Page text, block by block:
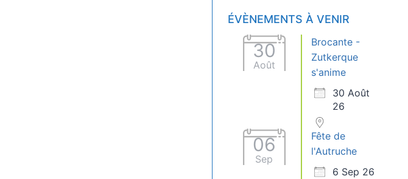
ÉVÈNEMENTS À VENIR
30
Août
Brocante -
Zutkerque
s'anime
30 Août
26
06
Sep
Fête de
l'Autruche
6 Sep 26